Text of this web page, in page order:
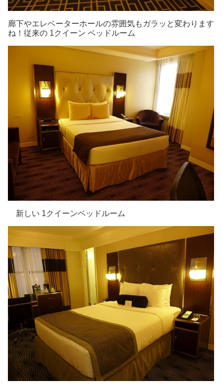
廊下やエレベーターホールの雰囲気もガラッと変わります
ね！従来の 1クイーン ベッドルーム
新しい 1クイーンベッドルーム